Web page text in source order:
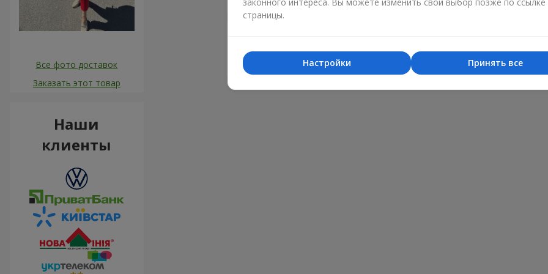
Ви найкращі! Квіти і корзина з фруктами просто супер! Швидка доставка!
для мами вдався! Щиро дякую за вашу допомогу і виконану роботу!
Все фото доставок
Заказать этот товар
Наши
клиенты
страницы.
Принять все
Настройки